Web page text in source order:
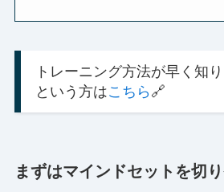
トレーニング方法が早く知
という方はこちら🔗
まずはマインドセットを切